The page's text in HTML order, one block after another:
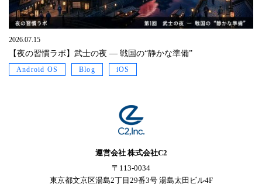
2026.07.15
【夜の習慣ラボ】武士の夜 ― 戦国の“静かな準備”
Android OS Blog iOS
運営会社 株式会社C2
〒113-0034
東京都文京区湯島2丁目29番3号 湯島太田ビル4F